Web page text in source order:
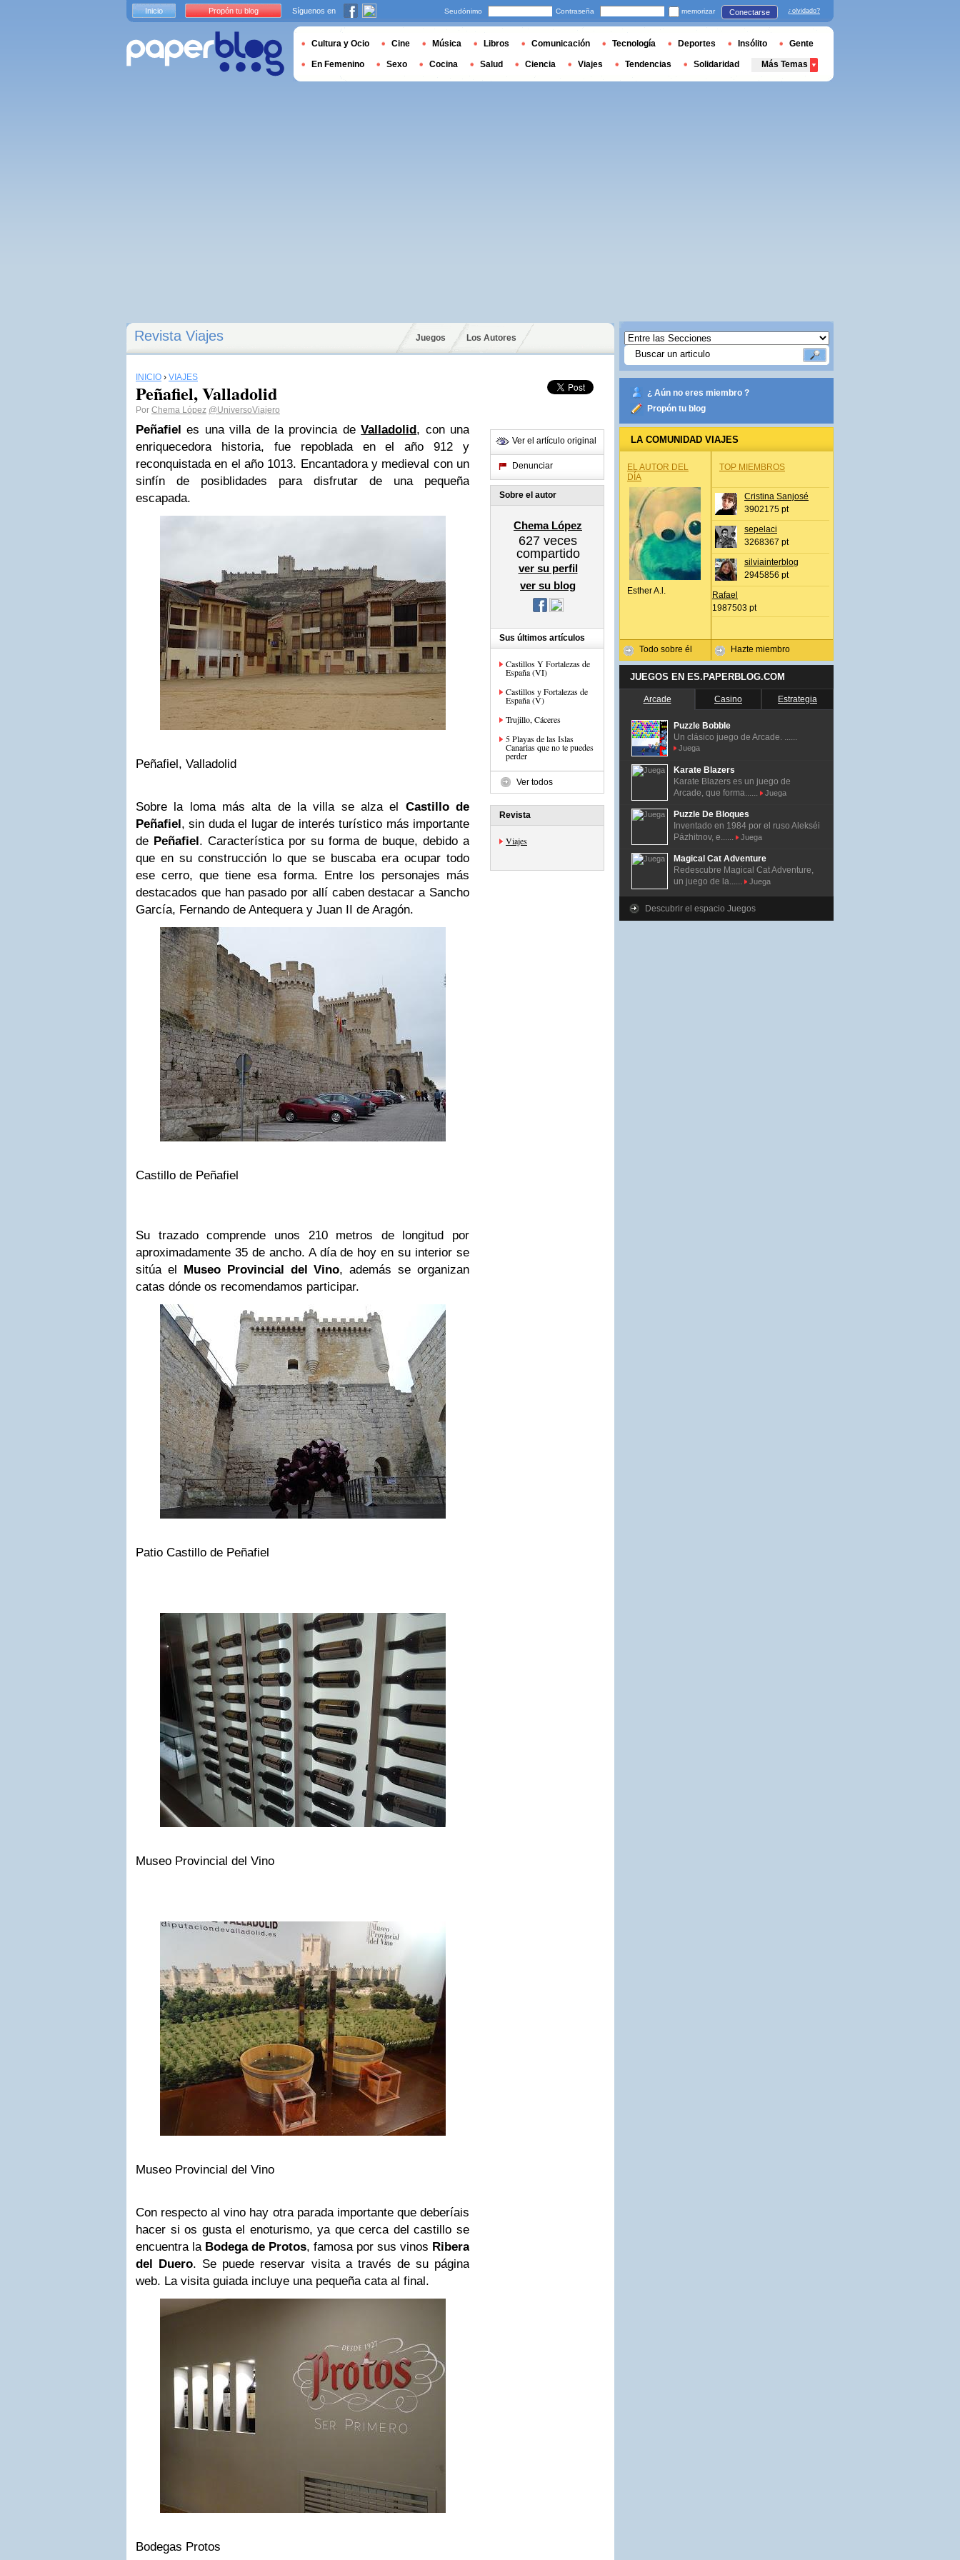
Revista Viajes Juegos Los Autores
INICIO › VIAJES
Peñafiel, Valladolid
Por Chema López @UniversoViajero
Peñafiel es una villa de la provincia deValladolid, con una
enriquecedora historia, fue repoblada en el año 912 y
reconquistada en el año 1013. Encantadora y medieval con un
sinfín de posiblidades para disfrutar de una pequeña
escapada.
Peñafiel, Valladolid
Sobre la loma más alta de la villa se alza el Castillo de
Peñafiel, sin duda el lugar de interés turístico más importante
de Peñafiel. Característica por su forma de buque, debido a
que en su construcción lo que se buscaba era ocupar todo
ese cerro, que tiene esa forma. Entre los personajes más
destacados que han pasado por allí caben destacar a Sancho
García, Fernando de Antequera y Juan II de Aragón.
Castillo de Peñafiel
Su trazado comprende unos 210 metros de longitud por
aproximadamente 35 de ancho. A día de hoy en su interior se
sitúa el Museo Provincial del Vino, además se organizan
catas dónde os recomendamos participar.
Patio Castillo de Peñafiel
Museo Provincial del Vino
Museo Provincial del Vino
Con respecto al vino hay otra parada importante que deberíais
hacer si os gusta el enoturismo, ya que cerca del castillo se
encuentra la Bodega de Protos, famosa por sus vinos Ribera
del Duero. Se puede reservar visita a través de su página
web. La visita guiada incluye una pequeña cata al final.
Bodegas Protos
Ver el artículo original
Denunciar
Sobre el autor
Chema López
627 veces
compartido
ver su perfil
ver su blog
Sus últimos artículos
Castillos Y Fortalezas de
España (VI)
Castillos y Fortalezas de
España (V)
Trujillo, Cáceres
5 Playas de las Islas
Canarias que no te puedes
perder
Ver todos
Revista
Viajes
¿ Aún no eres miembro ?
Propón tu blog
LA COMUNIDAD VIAJES
EL AUTOR DEL
DÍA
Esther A.l.
Todo sobre él
TOP MIEMBROS
Cristina Sanjosé
3902175 pt
sepelaci
3268367 pt
silviainterblog
2945856 pt
Rafael
1987503 pt
Hazte miembro
JUEGOS EN ES.PAPERBLOG.COM
Arcade Casino Estrategia
Puzzle Bobble
Un clásico juego de Arcade. ......
Juega
Karate Blazers
Karate Blazers es un juego de
Arcade, que forma......
Juega
Puzzle De Bloques
Inventado en 1984 por el ruso Alekséi
Pázhitnov, e......
Juega
Magical Cat Adventure
Redescubre Magical Cat Adventure,
un juego de la......
Juega
Descubrir el espacio Juegos
Inicio Propón tu blog Síguenos en Seudónimo Contraseña memorizar Conectarse ¿olvidado?
Cultura y Ocio Cine Música Libros Comunicación Tecnología Deportes Insólito Gente
En Femenino Sexo Cocina Salud Ciencia Viajes Tendencias Solidaridad Más Temas